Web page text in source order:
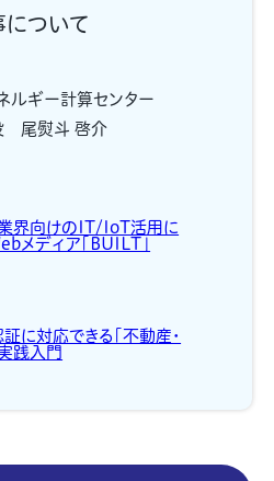
ついて
ルギー計算センター
尾熨斗 啓介
界向けのIT/IoT活用に
メディア「BUILT」
に対応できる「不動産・
践入門